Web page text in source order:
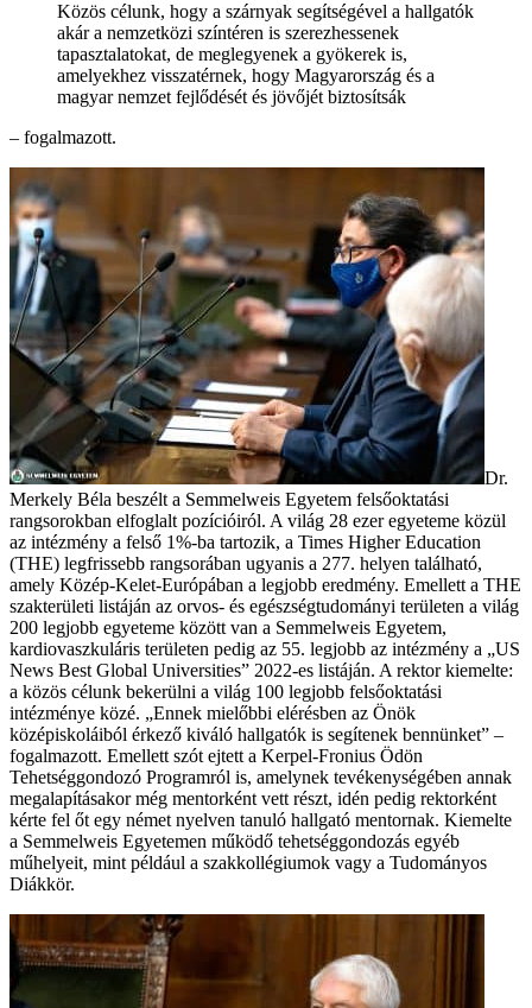
Közös célunk, hogy a szárnyak segítségével a hallgatók
akár a nemzetközi színtéren is szerezhessenek
tapasztalatokat, de meglegyenek a gyökerek is,
amelyekhez visszatérnek, hogy Magyarország és a
magyar nemzet fejlődését és jövőjét biztosítsák
– fogalmazott.
Dr.
Merkely Béla beszélt a Semmelweis Egyetem felsőoktatási
rangsorokban elfoglalt pozícióiról. A világ 28 ezer egyeteme közül
az intézmény a felső 1%-ba tartozik, a Times Higher Education
(THE) legfrissebb rangsorában ugyanis a 277. helyen található,
amely Közép-Kelet-Európában a legjobb eredmény. Emellett a THE
szakterületi listáján az orvos- és egészségtudományi területen a világ
200 legjobb egyeteme között van a Semmelweis Egyetem,
kardiovaszkuláris területen pedig az 55. legjobb az intézmény a „US
News Best Global Universities” 2022-es listáján. A rektor kiemelte:
a közös célunk bekerülni a világ 100 legjobb felsőoktatási
intézménye közé. „Ennek mielőbbi elérésben az Önök
középiskoláiból érkező kiváló hallgatók is segítenek bennünket” –
fogalmazott. Emellett szót ejtett a Kerpel-Fronius Ödön
Tehetséggondozó Programról is, amelynek tevékenységében annak
megalapításakor még mentorként vett részt, idén pedig rektorként
kérte fel őt egy német nyelven tanuló hallgató mentornak. Kiemelte
a Semmelweis Egyetemen működő tehetséggondozás egyéb
műhelyeit, mint például a szakkollégiumok vagy a Tudományos
Diákkör.